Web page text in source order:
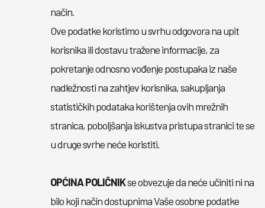
način.
Ove podatke koristimo u svrhu odgovora na upit
korisnika ili dostavu tražene informacije, za
pokretanje odnosno vođenje postupaka iz naše
nadležnosti na zahtjev korisnika, sakupljanja
statističkih podataka korištenja ovih mrežnih
stranica, poboljšanja iskustva pristupa stranici te se
u druge svrhe neće koristiti.
OPĆINA POLIČNIKse obvezuje da neće učiniti ni na
bilo koji način dostupnima Vaše osobne podatke